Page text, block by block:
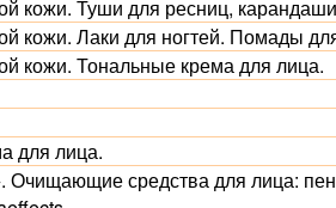
кожи. Туши для ресниц, карандаши
кожи. Лаки для ногтей. Помады
кожи. Тональные крема для лица.
для лица.
средства для лица: